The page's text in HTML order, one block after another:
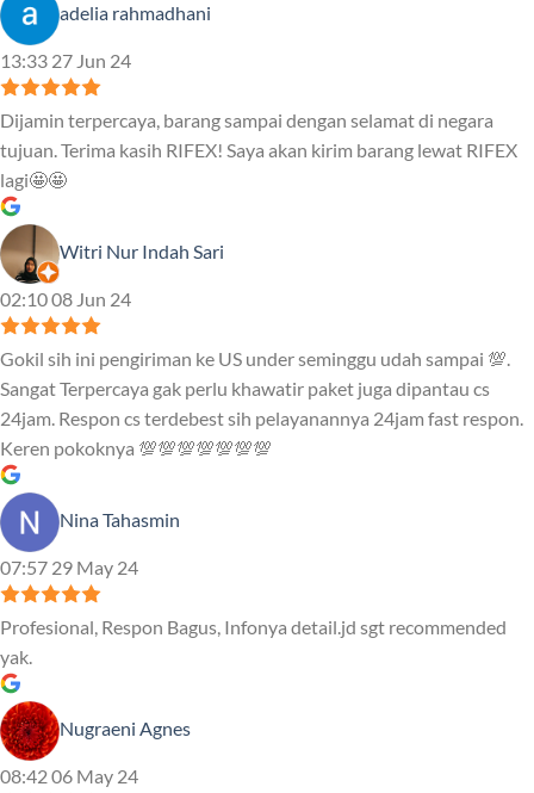
adelia rahmadhani
13:33 27 Jun 24
Dijamin terpercaya, barang sampai dengan selamat di negara
tujuan. Terima kasih RIFEX! Saya akan kirim barang lewat RIFEX
lagi🤩🤩
Witri Nur Indah Sari
02:10 08 Jun 24
Gokil sih ini pengiriman ke US under seminggu udah sampai 💯.
Sangat Terpercaya gak perlu khawatir paket juga dipantau cs
24jam. Respon cs terdebest sih pelayanannya 24jam fast respon.
Keren pokoknya 💯💯💯💯💯💯💯
Nina Tahasmin
07:57 29 May 24
Profesional, Respon Bagus, Infonya detail.jd sgt recommended
yak.
Nugraeni Agnes
08:42 06 May 24